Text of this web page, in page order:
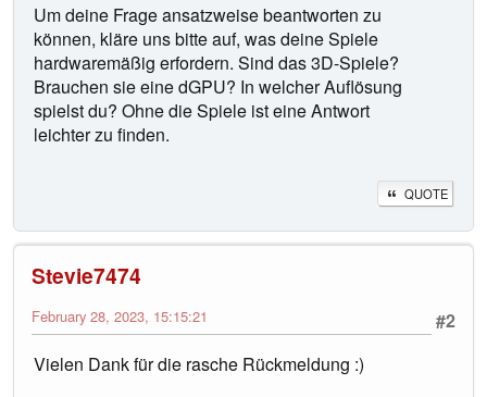
Um deine Frage ansatzweise beantworten zu
können, kläre uns bitte auf, was deine Spiele
hardwaremäßig erfordern. Sind das 3D-Spiele?
Brauchen sie eine dGPU? In welcher Auflösung
spielst du? Ohne die Spiele ist eine Antwort
leichter zu finden.
QUOTE
Stevie7474
#2
February 28, 2023, 15:15:21
Vielen Dank für die rasche Rückmeldung :)